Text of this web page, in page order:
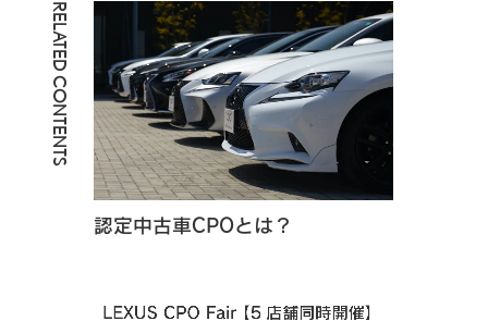
RELATED CONTENTS
認定中古車CPOとは？